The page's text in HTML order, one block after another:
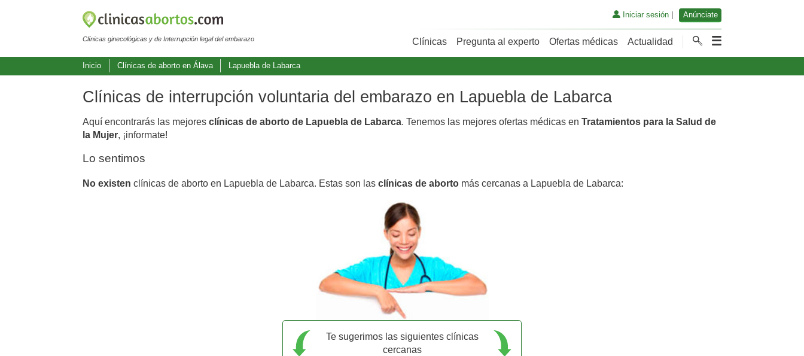
Clínicas ginecológicas y de Interrupción legal del embarazo
Iniciar sesión| Anúnciate
Clínicas Pregunta al experto Ofertas médicas Actualidad
Inicio Clínicas de aborto en Álava Lapuebla de Labarca
Clínicas de interrupción voluntaria del embarazo en Lapuebla de Labarca
Aquí encontrarás las mejores clínicas de aborto de Lapuebla de Labarca. Tenemos las mejores ofertas médicas en Tratamientos para la Salud de
la Mujer, ¡informate!
Lo sentimos
No existen clínicas de aborto en Lapuebla de Labarca. Estas son las clínicas de aborto más cercanas a Lapuebla de Labarca:
Te sugerimos las siguientes clínicas
cercanas